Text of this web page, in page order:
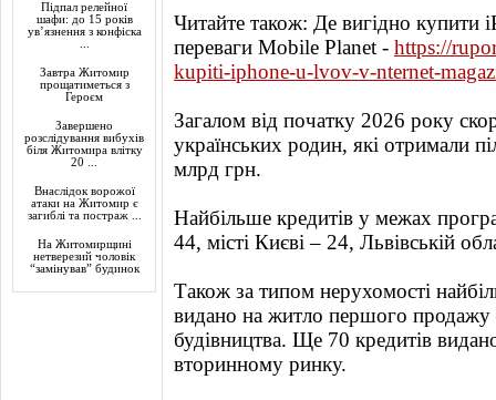
Підпал релейної
шафи: до 15 років
ув’язнення з конфіска
Завтра Житомир
прощатиметься з
Героєм
Завершено
розслідування вибухів
біля Житомира влітку
20 ...
Внаслідок ворожої
атаки на Житомир є
загиблі та постраж ...
На Житомирщині
нетверезий чоловік
“замінував” будинок
Читайте також: Де вигідно купити
переваги Mobile Planet - https://
kupiti-iphone-u-lvov-v-nternet-
Загалом від початку 2026 року
українських родин, які отримали
млрд грн.
Найбільше кредитів у межах
44, місті Києві – 24, Львівській
Також за типом нерухомості
видано на житло першого продажу
будівництва. Ще 70 кредитів
вторинному ринку.